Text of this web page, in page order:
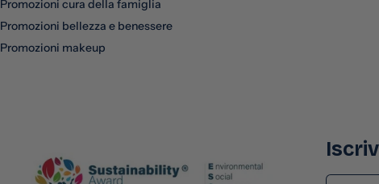
Promozioni cura della famiglia
Promozioni bellezza e benessere
Promozioni makeup